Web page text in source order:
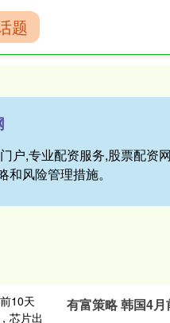
户,专业配资服务,股票配资
风险管理措施。
题
有富策略 韩国4